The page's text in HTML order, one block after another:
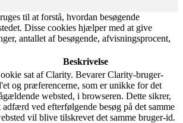
til at forstå, hvordan besøgende
Disse cookies hjælper med at give
antallet af besøgende, afvisningsprocent,
Beskrivelse
sat af Clarity. Bevarer Clarity-bruger-
og præferencerne, som er unikke for det
websted, i browseren. Dette sikrer,
adfærd ved efterfølgende besøg på det samme
vil blive tilskrevet det samme bruger-id.